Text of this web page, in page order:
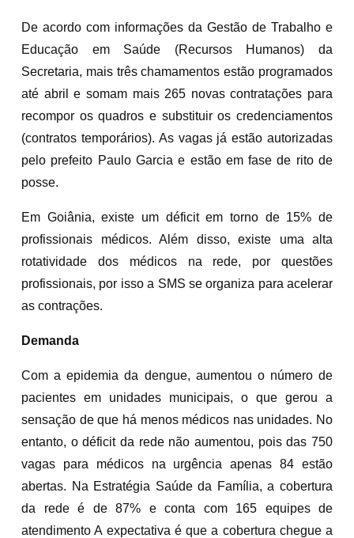
De acordo com informações da Gestão de Trabalho e
Educação em Saúde (Recursos Humanos) da
Secretaria, mais três chamamentos estão programados
até abril e somam mais 265 novas contratações para
recompor os quadros e substituir os credenciamentos
(contratos temporários). As vagas já estão autorizadas
pelo prefeito Paulo Garcia e estão em fase de rito de
posse.
Em Goiânia, existe um déficit em torno de 15% de
profissionais médicos. Além disso, existe uma alta
rotatividade dos médicos na rede, por questões
profissionais, por isso a SMS se organiza para acelerar
as contrações.
Demanda
Com a epidemia da dengue, aumentou o número de
pacientes em unidades municipais, o que gerou a
sensação de que há menos médicos nas unidades. No
entanto, o déficit da rede não aumentou, pois das 750
vagas para médicos na urgência apenas 84 estão
abertas. Na Estratégia Saúde da Família, a cobertura
da rede é de 87% e conta com 165 equipes de
atendimento A expectativa é que a cobertura chegue a